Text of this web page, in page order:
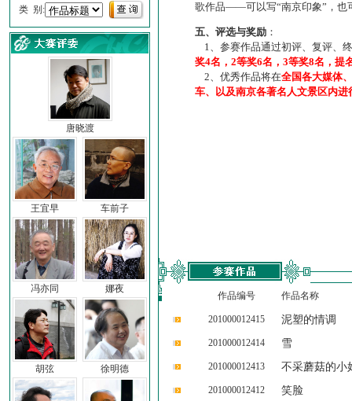
类 别:
唐晓渡
王宜早 车前子
冯亦同 娜夜
胡弦 徐明德
歌作品——可以写“南京印象”，也
五、评选与奖励 ：
1、参赛作品通过初评、复评、
奖4名，2等奖6名，3等奖8名，提
2、优秀作品将在全国各大媒体
车、以及南京各著名人文景区内进
作品编号 作品名称
201000012415 泥塑的情调
201000012414 雪
201000012413 不采蘑菇的小
201000012412 笑脸